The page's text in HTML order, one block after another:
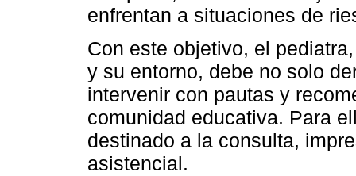
enfrentan a situaciones de
Con este objetivo, el
y su entorno, debe no solo
intervenir con pautas y
comunidad educativa. Para
destinado a la consulta,
asistencial.